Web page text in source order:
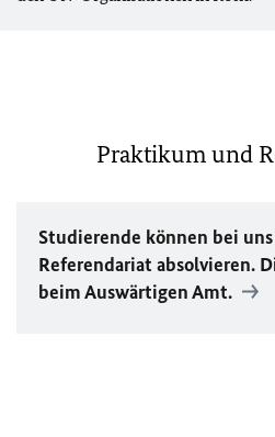
Praktikum und
Studierende können bei
Referendariat absolvieren.
beim Auswärtigen Amt.